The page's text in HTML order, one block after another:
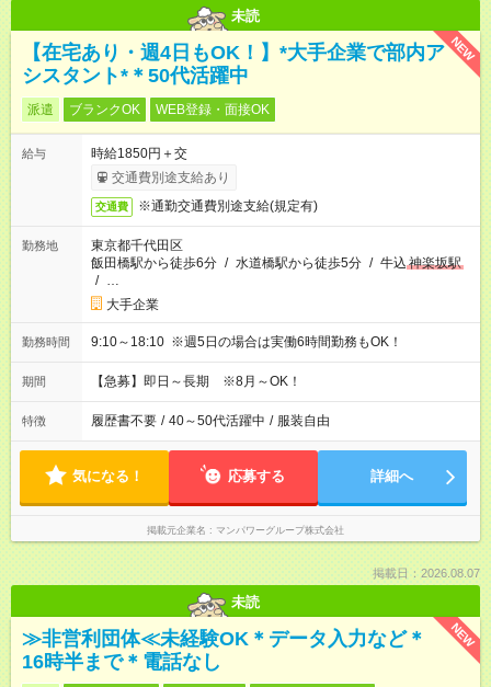
未読
NEW
【在宅あり・週4日もOK！】*大手企業で部内ア
シスタント*＊50代活躍中
派遣 ブランクOK WEB登録・面接OK
給与
時給1850円＋交
交通費別途支給あり
交通費 ※通勤交通費別途支給(規定有)
勤務地
東京都千代田区
飯田橋駅から徒歩6分 / 水道橋駅から徒歩5分 / 牛込 神楽坂駅
/ …
大手企業
勤務時間 9:10～18:10 ※週5日の場合は実働6時間勤務もOK！
期間 【急募】即日～長期 ※8月～OK！
特徴 履歴書不要 / 40～50代活躍中 / 服装自由
気になる！ 応募する 詳細へ
掲載元企業名 マンパワーグループ株式会社
掲載日：2026.08.07
未読
NEW
≫非営利団体≪未経験OK＊データ入力など＊
16時半まで＊電話なし